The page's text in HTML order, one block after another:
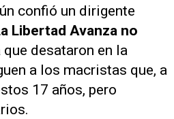
confió un dirigente
Libertad Avanza no
que desataron en la
a los macristas que, a
17 años, pero